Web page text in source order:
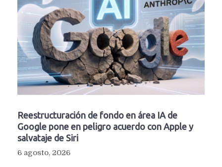
Reestructuración de fondo en área IA de
Google pone en peligro acuerdo con Apple y
salvataje de Siri
6 agosto, 2026